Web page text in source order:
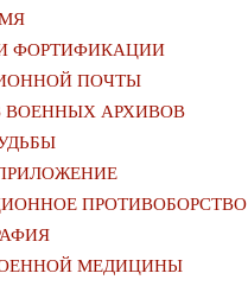
ФОРТИФИКАЦИИ
ПОЧТЫ
ВОЕННЫХ АРХИВОВ
ПРОТИВОБОРСТВО
МЕДИЦИНЫ